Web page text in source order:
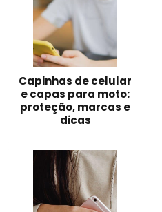
Capinhas de celular
e capas para moto:
proteção, marcas e
dicas